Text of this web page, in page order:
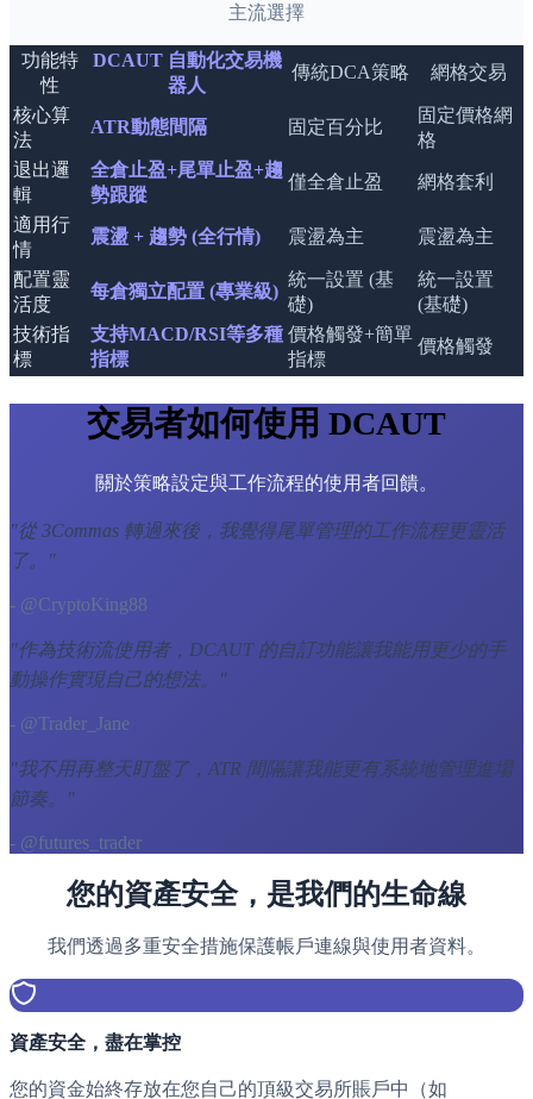
主流選擇
功能特
性
DCAUT 自動化交易機
器人
傳統DCA策略 網格交易
核心算
法
ATR動態間隔 固定百分比
固定價格網
格
退出邏
輯
全倉止盈+尾單止盈+趨
勢跟蹤
僅全倉止盈 網格套利
適用行
情
震盪 + 趨勢 (全行情) 震盪為主 震盪為主
配置靈
活度
每倉獨立配置 (專業級)
統一設置 (基
礎)
統一設置
(基礎)
技術指
標
支持MACD/RSI等多種
指標
價格觸發+簡單
指標
價格觸發
交易者如何使用 DCAUT
關於策略設定與工作流程的使用者回饋。
"從 3Commas 轉過來後，我覺得尾單管理的工作流程更靈活
了。
"
- @CryptoKing88
"作為技術流使用者，DCAUT 的自訂功能讓我能用更少的手
動操作實現自己的想法。
"
- @Trader_Jane
"我不用再整天盯盤了，ATR 間隔讓我能更有系統地管理進場
節奏。
"
- @futures_trader
您的資產安全，是我們的生命線
我們透過多重安全措施保護帳戶連線與使用者資料。
資產安全，盡在掌控
您的資金始終存放在您自己的頂級交易所賬戶中（如